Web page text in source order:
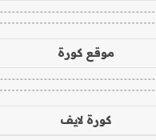
موقع كورة
كورة لايف